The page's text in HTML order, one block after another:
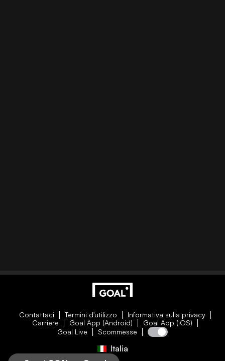
Contattaci Termini d'utilizzo
Informativa sulla privacy
Carriere
Goal App (Android)
Goal App (iOS)
Goal Live
Scommesse
Italia